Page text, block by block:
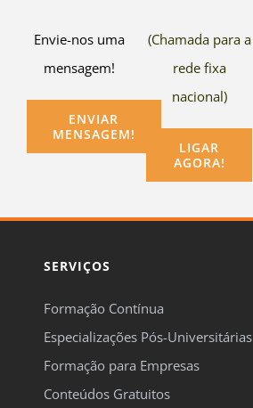
Envie-nos uma
mensagem!
ENVIAR
MENSAGEM!
(Chamada para a
rede fixa
nacional)
LIGAR
AGORA!
SERVIÇOS
Formação Contínua
Especializações Pós-Universitárias
Formação para Empresas
Conteúdos Gratuitos